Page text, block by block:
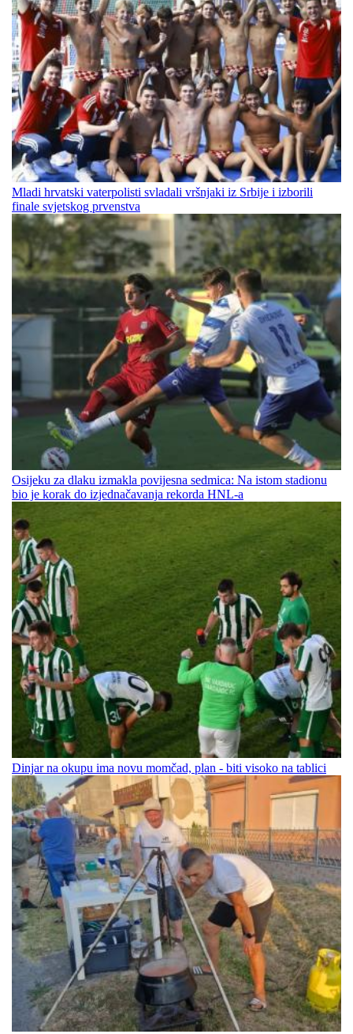
Mladi hrvatski vaterpolisti svladali vršnjaki iz Srbije i izborili
finale svjetskog prvenstva
Osijeku za dlaku izmakla povijesna sedmica: Na istom stadionu
bio je korak do izjednačavanja rekorda HNL-a
Dinjar na okupu ima novu momčad, plan - biti visoko na tablici